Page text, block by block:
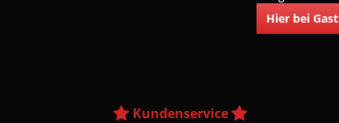
Hier bei
Kundenservice